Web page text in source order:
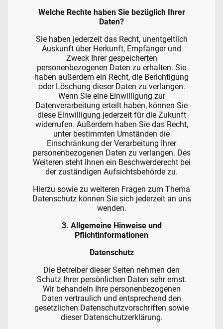
Welche Rechte haben Sie bezüglich Ihrer
Daten?
Sie haben jederzeit das Recht, unentgeltlich
Auskunft über Herkunft, Empfänger und
Zweck Ihrer gespeicherten
personenbezogenen Daten zu erhalten. Sie
haben außerdem ein Recht, die Berichtigung
oder Löschung dieser Daten zu verlangen.
Wenn Sie eine Einwilligung zur
Datenverarbeitung erteilt haben, können Sie
diese Einwilligung jederzeit für die Zukunft
widerrufen. Außerdem haben Sie das Recht,
unter bestimmten Umständen die
Einschränkung der Verarbeitung Ihrer
personenbezogenen Daten zu verlangen. Des
Weiteren steht Ihnen ein Beschwerderecht bei
der zuständigen Aufsichtsbehörde zu.
Hierzu sowie zu weiteren Fragen zum Thema
Datenschutz können Sie sich jederzeit an uns
wenden.
3. Allgemeine Hinweise und
Pflicht­informationen
Datenschutz
Die Betreiber dieser Seiten nehmen den
Schutz Ihrer persönlichen Daten sehr ernst.
Wir behandeln Ihre personenbezogenen
Daten vertraulich und entsprechend den
gesetzlichen Datenschutzvorschriften sowie
dieser Datenschutzerklärung.